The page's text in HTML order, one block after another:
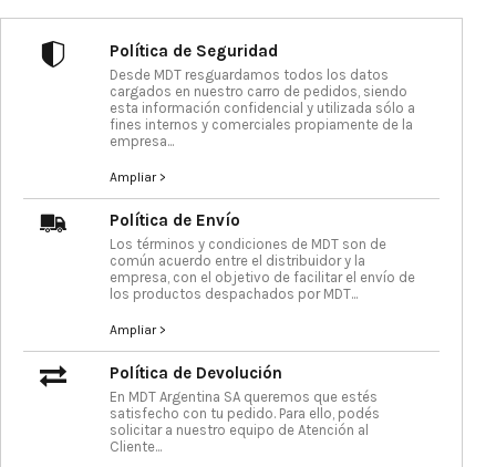
Política de Seguridad
Desde MDT resguardamos todos los datos
cargados en nuestro carro de pedidos, siendo
esta información confidencial y utilizada sólo a
fines internos y comerciales propiamente de la
empresa...
Ampliar >
Política de Envío
Los términos y condiciones de MDT son de
común acuerdo entre el distribuidor y la
empresa, con el objetivo de facilitar el envío de
los productos despachados por MDT...
Ampliar >
Política de Devolución
En MDT Argentina SA queremos que estés
satisfecho con tu pedido. Para ello, podés
solicitar a nuestro equipo de Atención al
Cliente...